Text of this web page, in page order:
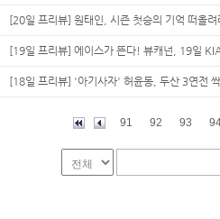
[20일 프리뷰] 원태인, 시즌 첫승의 기억 떠올려
[19일 프리뷰] 에이스가 뜬다! 뷰캐넌, 19일
[18일 프리뷰] '아기사자' 허윤동, 두산 3연전
91 92 93